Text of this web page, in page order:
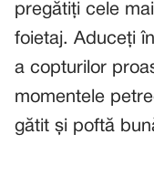
pregătiți cele
foietaj. Aduceți
a copturilor
momentele
gătit și poftă